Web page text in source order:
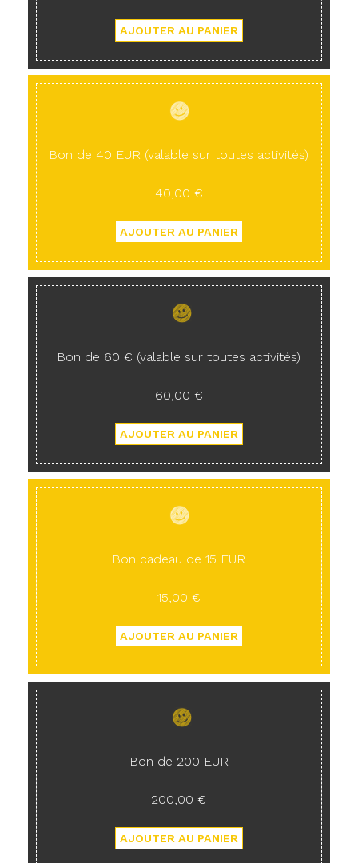
Bon de 40 EUR (valable sur toutes activités)
40,00 €
Bon de 60 € (valable sur toutes activités)
60,00 €
Bon cadeau de 15 EUR
15,00 €
Bon de 200 EUR
200,00 €